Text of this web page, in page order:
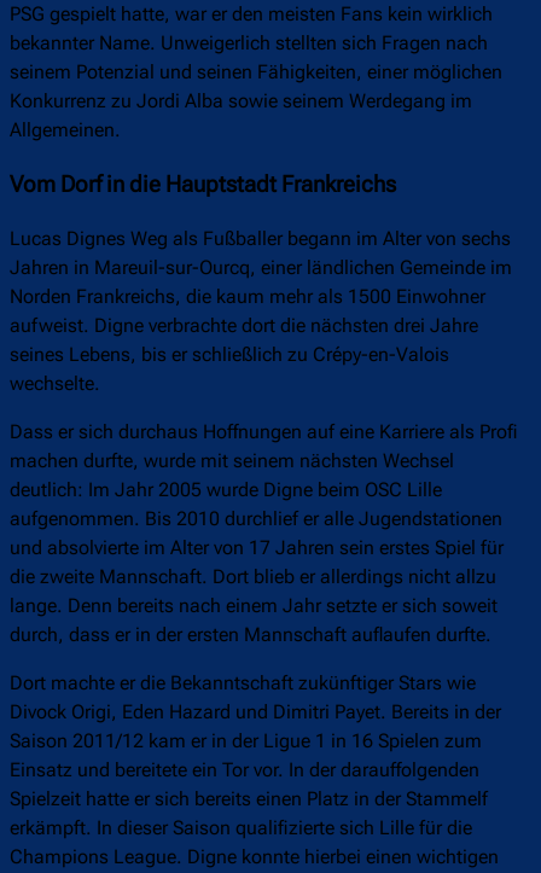
PSG gespielt hatte, war er den meisten Fans kein wirklich
bekannter Name. Unweigerlich stellten sich Fragen nach
seinem Potenzial und seinen Fähigkeiten, einer möglichen
Konkurrenz zu Jordi Alba sowie seinem Werdegang im
Allgemeinen.
Vom Dorf in die Hauptstadt Frankreichs
Lucas Dignes Weg als Fußballer begann im Alter von sechs
Jahren in Mareuil-sur-Ourcq, einer ländlichen Gemeinde im
Norden Frankreichs, die kaum mehr als 1500 Einwohner
aufweist. Digne verbrachte dort die nächsten drei Jahre
seines Lebens, bis er schließlich zu Crépy-en-Valois
wechselte.
Dass er sich durchaus Hoffnungen auf eine Karriere als Profi
machen durfte, wurde mit seinem nächsten Wechsel
deutlich: Im Jahr 2005 wurde Digne beim OSC Lille
aufgenommen. Bis 2010 durchlief er alle Jugendstationen
und absolvierte im Alter von 17 Jahren sein erstes Spiel für
die zweite Mannschaft. Dort blieb er allerdings nicht allzu
lange. Denn bereits nach einem Jahr setzte er sich soweit
durch, dass er in der ersten Mannschaft auflaufen durfte.
Dort machte er die Bekanntschaft zukünftiger Stars wie
Divock Origi, Eden Hazard und Dimitri Payet. Bereits in der
Saison 2011/12 kam er in der Ligue 1 in 16 Spielen zum
Einsatz und bereitete ein Tor vor. In der darauffolgenden
Spielzeit hatte er sich bereits einen Platz in der Stammelf
erkämpft. In dieser Saison qualifizierte sich Lille für die
Champions League. Digne konnte hierbei einen wichtigen